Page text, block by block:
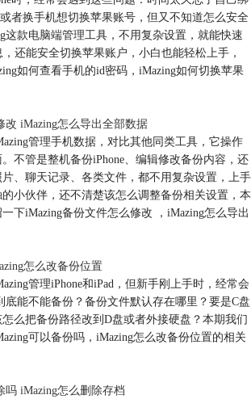
者换手机想切换苹果账号，但又不知道怎么安全
这款电脑端管理工具，不用复杂设置，就能快速
还能安全切换苹果账户，小白也能轻松上手，
如何查看手机的id密码，iMazing如何切换苹果
改 iMazing怎么导出全部数据
管理手机数据，对比其他同类工具，它操作
不管是整机备份iPhone、编辑修改备份内容，还
、聊天记录、各类文件，都不用复杂设置，上手
小伙伴，还不清楚该怎么调整备份相关设置，本
下iMazing备份文件怎么修改 ，iMazing怎么导出
怎么改备份位置
管理iPhone和iPad，但新手刚上手时，经常会
底能不能备份？备份文件默认存在哪里？要是C盘
么把备份路径改到D盘或者外接硬盘？本期我们
可以备份吗，iMazing怎么改备份位置的相关
吗 iMazing怎么删除存档